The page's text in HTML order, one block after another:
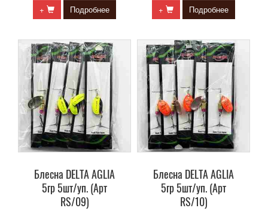
+ Подробнее + Подробнее
Блесна DELTA AGLIA
5гр 5шт/уп. (Арт
RS/09)
Блесна DELTA AGLIA
5гр 5шт/уп. (Арт
RS/10)